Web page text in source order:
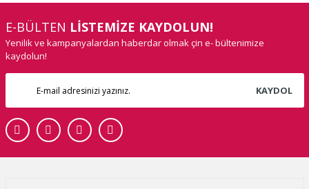
E-BÜLTEN LİSTEMİZE KAYDOLUN!
Yenilik ve kampanyalardan haberdar olmak çin e- bültenimize
kaydolun!
KAYDOL